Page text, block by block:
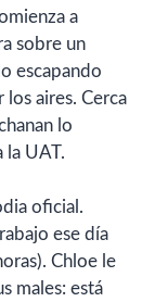
a
sobre un
escapando
aires. Cerca
lo
la UAT.
oficial.
ese día
Chloe le
males: está